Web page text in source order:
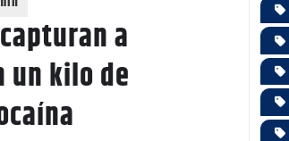
a
un kilo de